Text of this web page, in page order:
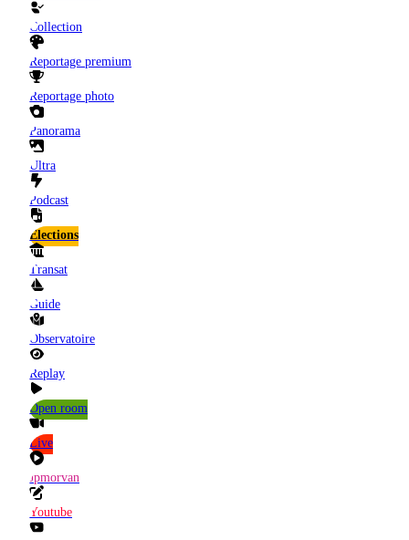
Collection
Reportage premium
Reportage photo
Panorama
Ultra
Podcast
Elections
Transat
Guide
Observatoire
Replay
Open room
Live
Jpmorvan
Youtube